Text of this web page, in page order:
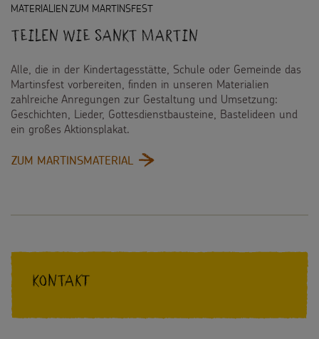
MATERIALIEN ZUM MARTINSFEST
Teilen wie Sankt Martin
Alle, die in der Kindertagesstätte, Schule oder Gemeinde das
Martinsfest vorbereiten, finden in unseren Materialien
zahlreiche Anregungen zur Gestaltung und Umsetzung:
Geschichten, Lieder, Gottesdienstbausteine, Bastelideen und
ein großes Aktionsplakat.
ZUM MARTINSMATERIAL
Kontakt